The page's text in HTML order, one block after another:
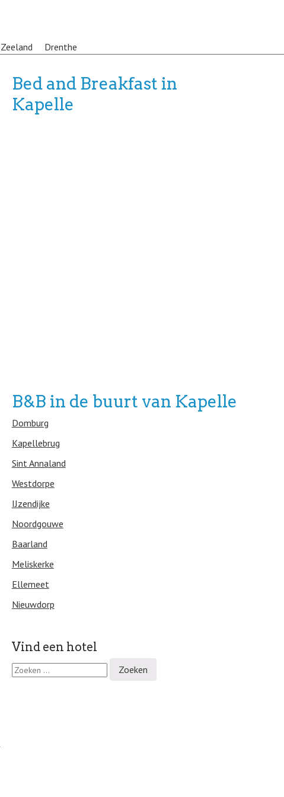
Zeeland Drenthe
Bed and Breakfast in
Kapelle
B&B in de buurt van Kapelle
Domburg
Kapellebrug
Sint Annaland
Westdorpe
IJzendijke
Noordgouwe
Baarland
Meliskerke
Ellemeet
Nieuwdorp
Vind een hotel
Z
o